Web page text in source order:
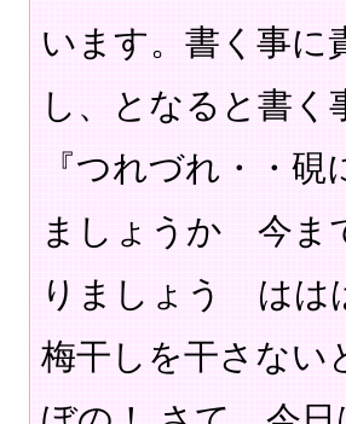
います。書く事に
し、となると書
『つれづれ・・
ましょうか 今ま
りましょう はは
梅干しを干さない